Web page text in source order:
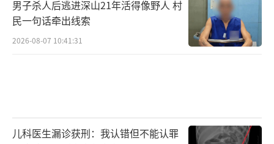
男子杀人后逃进深山21年活得像野人 村
民一句话牵出线索
2026-08-07 10:41:31
儿科医生漏诊获刑：我认错但不能认罪